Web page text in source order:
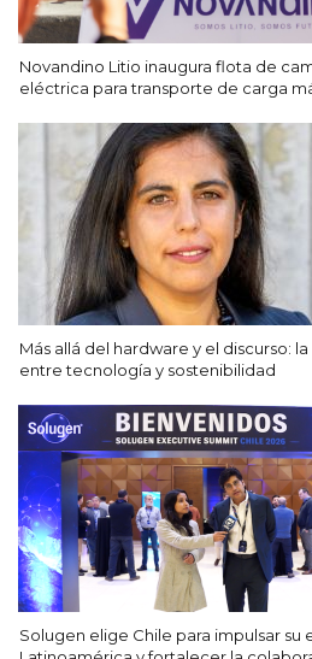
Novandino Litio inaugura flota de
eléctrica para transporte de carga
Más allá del hardware y el discurso:
entre tecnología y sostenibilidad
Solugen elige Chile para impulsar su